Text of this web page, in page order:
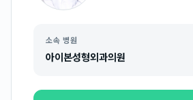
소속 병원
아이본성형외과의원